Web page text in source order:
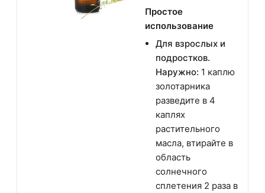
Простое
использование
Для взрослых и
подростков.
Наружно: 1 каплю
золотарника
разведите в 4
каплях
растительного
масла, втирайте в
область
солнечного
сплетения 2 раза в